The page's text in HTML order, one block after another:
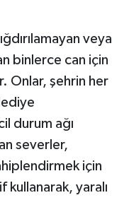
veya
binlerce can için
Onlar, şehrin her
durum ağı
severler,
için
kullanarak, yaralı